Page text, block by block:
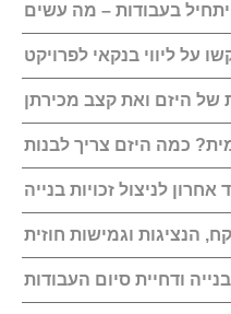
יתחיל בעבודות – מה עשים
על ליווי בנקאי לפרויקט
של היזם ואת קצב מכירתן
לניצול זכויות בנייה
הנציגות וגמישות חוזית
ודחיית סיום העבודות